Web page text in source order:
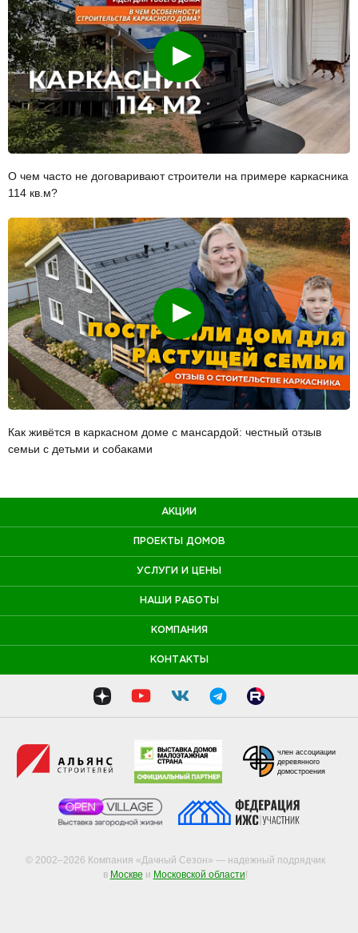
Смотреть
О чем часто не договаривают строители на примере каркасника
114 кв.м?
Смотреть
Как живётся в каркасном доме с мансардой: честный отзыв
семьи с детьми и собаками
АКЦИИ
ПРОЕКТЫ ДОМОВ
УСЛУГИ И ЦЕНЫ
НАШИ РАБОТЫ
КОМПАНИЯ
КОНТАКТЫ
© 2002–2026 Компания «Дачный Сезон» — надежный подрядчик
в Москве и Московской области!
член ассоциации
деревянного
домостроения